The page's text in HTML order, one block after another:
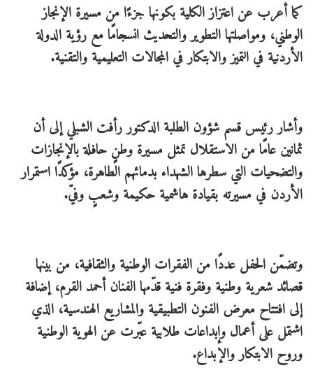
كما أعرب عن اعتزاز الكلية بكونها جزءًا من مسيرة الإنجاز
الوطني، ومواصلتها التطوير والتحديث انسجامًا مع رؤية الدولة
الأردنية في التميز والابتكار في المجالات التعليمية والتقنية.
وأشار رئيس قسم شؤون الطلبة الدكتور رأفت الشبلي إلى أن
ثمانين عامًا من الاستقلال تمثل مسيرة وطنٍ حافلة بالإنجازات
والتضحيات التي سطرها الشهداء بدمائهم الطاهرة، مؤكدًا استمرار
الأردن في مسيرته بقيادة هاشمية حكيمة وشعبٍ وفيّ.
وتضمّن الحفل عددًا من الفقرات الوطنية والثقافية، من بينها
قصائد شعرية وطنية وفقرة فنية قدّمها الفنان أحمد القرم، إضافة
إلى افتتاح معرض الفنون التطبيقية والمشاريع الهندسية، الذي
اشتمل على أعمال وإبداعات طلابية عبّرت عن الهوية الوطنية
وروح الابتكار والإبداع.